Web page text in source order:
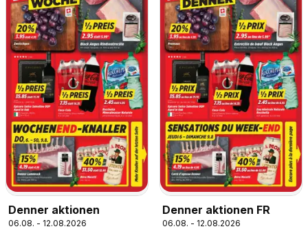
Denner aktionen
06.08. - 12.08.2026
Denner aktionen FR
06.08. - 12.08.2026